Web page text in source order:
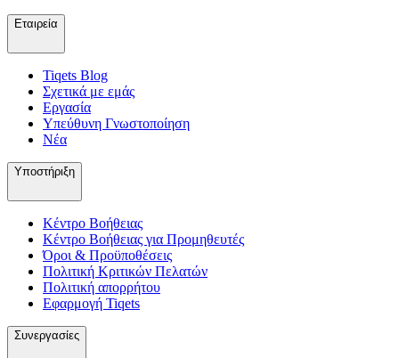
Εταιρεία
Tiqets Βlog
Σχετικά με εμάς
Εργασία
Υπεύθυνη Γνωστοποίηση
Νέα
Υποστήριξη
Κέντρο Βοήθειας
Κέντρο Βοήθειας για Προμηθευτές
Όροι & Προϋποθέσεις
Πολιτική Κριτικών Πελατών
Πολιτική απορρήτου
Εφαρμογή Tiqets
Συνεργασίες